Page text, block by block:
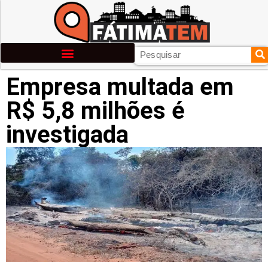
Empresa multada em
R$ 5,8 milhões é
investigada